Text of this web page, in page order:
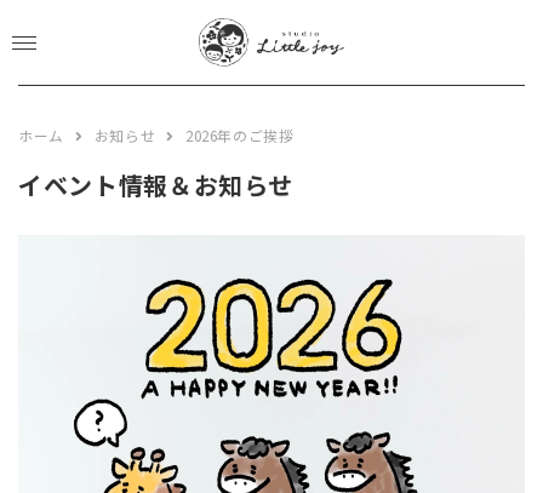
CLOSE
studio plan
newbone plan
753 plan
BOOKS STORE
GALLERY
ホーム お知らせ 2026年のご挨拶
イベント情報＆お知らせ